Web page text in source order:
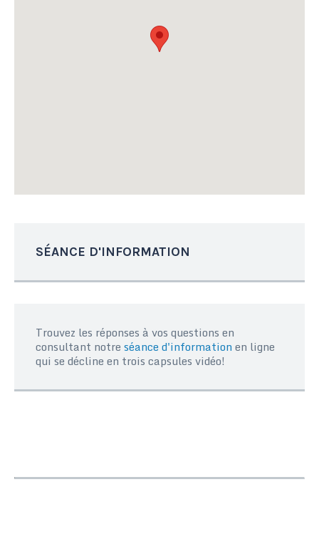
SÉANCE D'INFORMATION
Trouvez les réponses à vos questions en
consultant notre séance d'information en ligne
qui se décline en trois capsules vidéo!